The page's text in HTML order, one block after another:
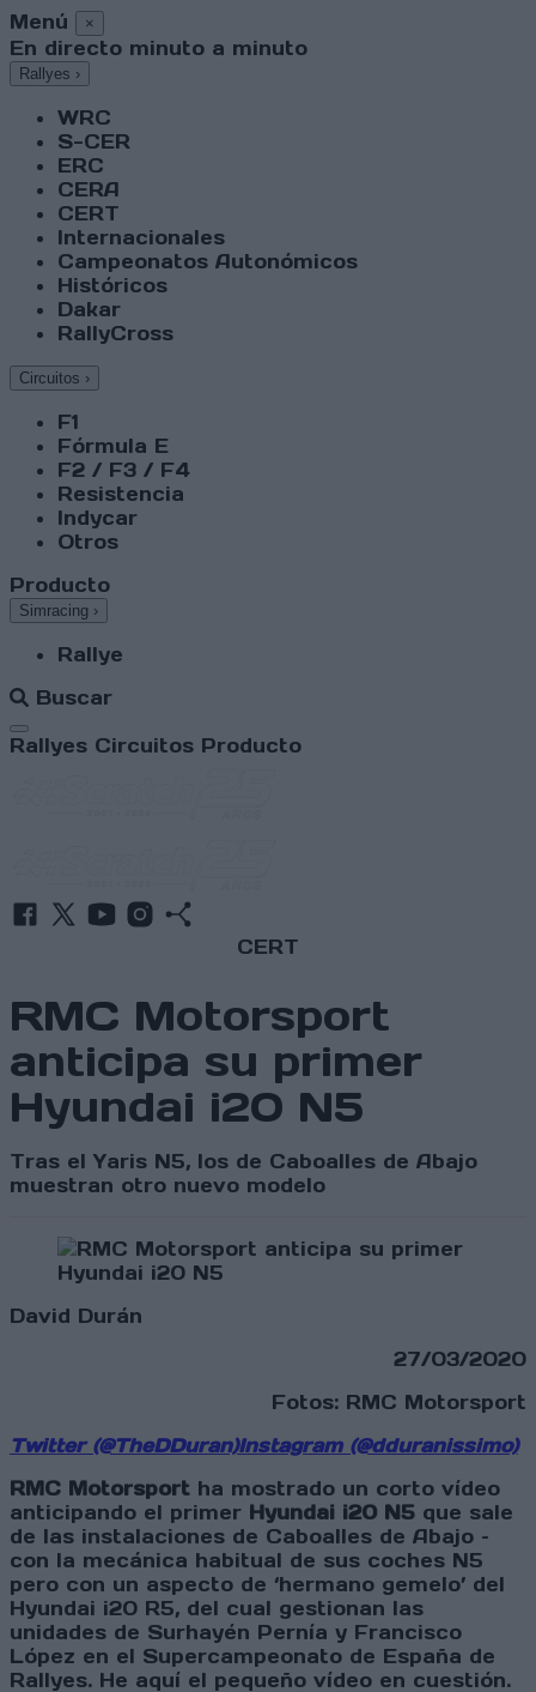
Menú ×
En directo minuto a minuto
Rallyes ›
WRC
S-CER
ERC
CERA
CERT
Internacionales
Campeonatos Autonómicos
Históricos
Dakar
RallyCross
Circuitos ›
F1
Fórmula E
F2 / F3 / F4
Resistencia
Indycar
Otros
Producto
Simracing ›
Rallye
Buscar
Abrir menú
Rallyes Circuitos Producto
CERT
RMC Motorsport
anticipa su primer
Hyundai i20 N5
Tras el Yaris N5, los de Caboalles de Abajo
muestran otro nuevo modelo
David Durán
27/03/2020
Fotos: RMC Motorsport
Twitter (@TheDDuran)Instagram (@dduranissimo)
RMC Motorsport ha mostrado un corto vídeo
anticipando el primer Hyundai i20 N5 que sale
de las instalaciones de Caboalles de Abajo –
con la mecánica habitual de sus coches N5
pero con un aspecto de ‘hermano gemelo’ del
Hyundai i20 R5, del cual gestionan las
unidades de Surhayén Pernía y Francisco
López en el Supercampeonato de España de
Rallyes. He aquí el pequeño vídeo en cuestión.